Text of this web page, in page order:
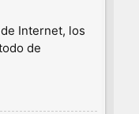
Internet, los
de